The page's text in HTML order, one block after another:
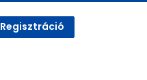
Regisztráció